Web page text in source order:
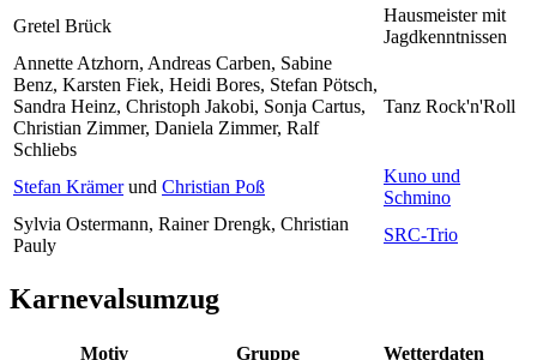
Gretel Brück
Hausmeister mit
Jagdkenntnissen
Annette Atzhorn, Andreas Carben, Sabine
Benz, Karsten Fiek, Heidi Bores, Stefan Pötsch,
Sandra Heinz, Christoph Jakobi, Sonja Cartus,
Christian Zimmer, Daniela Zimmer, Ralf
Schliebs
Tanz Rock'n'Roll
Stefan Krämerund Christian Poß
Kuno und
Schmino
Sylvia Ostermann, Rainer Drengk, Christian
Pauly
SRC-Trio
Karnevalsumzug
Wetterdaten
Motiv
Gruppe